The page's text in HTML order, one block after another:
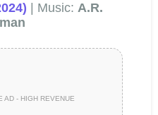
| Music: A.R.
AD - HIGH REVENUE